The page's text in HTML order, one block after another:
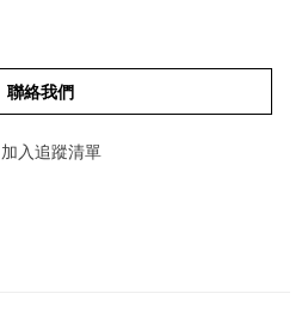
聯絡我們
加入追蹤清單